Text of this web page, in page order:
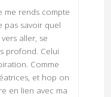
me rends compte
pas savoir quel
aller, se
profond. Celui
Comme
et hop on
en lien avec ma